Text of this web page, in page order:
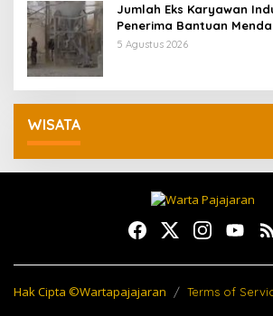
Jumlah Eks Karyawan
Penerima Bantuan
KDM: Kita Identifikasi
5 Agustus 2026
WISATA
Hak Cipta ©Wartapajajaran Terms of